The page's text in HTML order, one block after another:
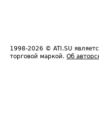
1998-2026 © ATI.SU
торговой маркой. Об